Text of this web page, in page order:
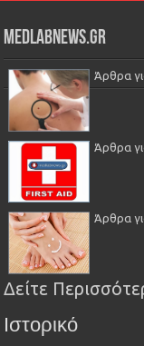
Medlabnews.gr
Άρθρα
Άρθρα
Άρθρα
Δείτε
Ιστορικό